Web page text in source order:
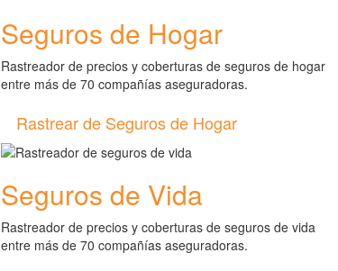
Seguros de Hogar
Rastreador de precios y coberturas de seguros de hogar
entre más de 70 compañías aseguradoras.
Rastrear de Seguros de Hogar
Seguros de Vida
Rastreador de precios y coberturas de seguros de vida
entre más de 70 compañías aseguradoras.